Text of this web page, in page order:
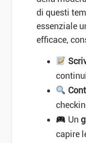
di questi
essenziale
efficace,
Un
capire